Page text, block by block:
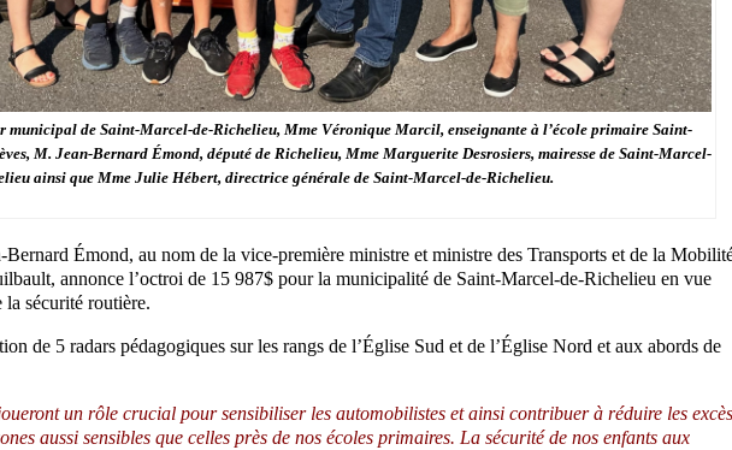
municipal de Saint-Marcel-de-Richelieu, Mme Véronique Marcil, enseignante à l’école primaire Saint-
M. Jean-Bernard Émond, député de Richelieu, Mme Marguerite Desrosiers, mairesse de Saint-Marcel-
ainsi que Mme Julie Hébert, directrice générale de Saint-Marcel-de-Richelieu.
Bernard Émond, au nom de la vice-première ministre et ministre des Transports et de la
annonce l’octroi de 15 987$ pour la municipalité de Saint-Marcel-de-Richelieu en vue
la sécurité routière.
de 5 radars pédagogiques sur les rangs de l’Église Sud et de l’Église Nord et aux abords de
un rôle crucial pour sensibiliser les automobilistes et ainsi contribuer à réduire les excès
aussi sensibles que celles près de nos écoles primaires. La sécurité de nos enfants aux